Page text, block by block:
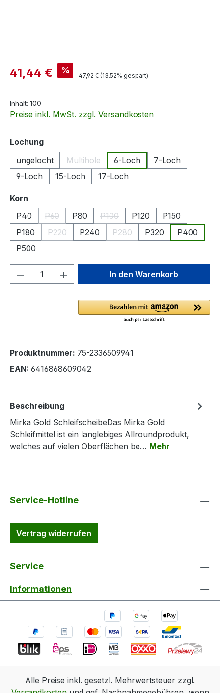
Verkaufspreis:
41,44 € % Regulärer Preis:
47,92 € (13.52% gespart)
Inhalt: 100
Preise inkl. MwSt. zzgl. Versandkosten
Lochungauswählen
ungelocht
Multihole
(Diese Option ist zurzeit nicht verfügbar.)
6-Loch
7-Loch
9-Loch
15-Loch 17-Loch
Korn
P40
P60
(Diese Option ist zurzeit nicht verfügbar.)
P80 P100
(Diese Option ist zurzeit nicht
P120
P150
P180
P220
(Diese Option ist zurzeit nicht verfügbar.)
P240 P280
(Diese Option ist zurzeit nicht
P320
P400
P500
Produkt Anzahl: Gib denIn den Warenkorb
Produktnummer: 75-2336509941
EAN: 6416868609042
Beschreibung
Mirka Gold SchleifscheibeDas Mirka Gold
Schleifmittel ist ein langlebiges Allroundprodukt,
welches auf vielen Oberflächen be… Mehr
Service-Hotline
Vertrag widerrufen
Service
Informationen
Alle Preise inkl. gesetzl. Mehrwertsteuer zzgl.